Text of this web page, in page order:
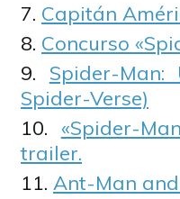
Capitán
Concurso
Spider-
Spider-Verse)
«Spider-
trailer.
Ant-Man